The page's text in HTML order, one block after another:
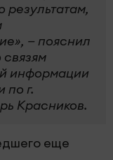
результатам,
— пояснил
информации
г.
Красников.
еще